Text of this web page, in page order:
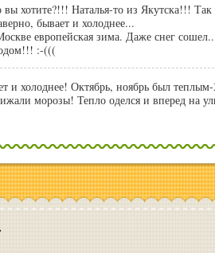
вы хотите?!!! Наталья-то из Якутска!!! Так
бывает и холоднее...
европейская зима. Даже снег
:-(((
и холоднее! Октябрь, ноябрь был
морозы! Тепло оделся и вперед на